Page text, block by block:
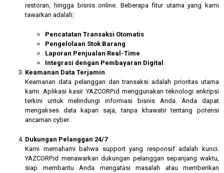
restoran, hingga bisnis online. Beberapa fitur utama yang kami
tawarkan adalah:
Pencatatan Transaksi Otomatis
Pengelolaan Stok Barang
Laporan Penjualan Real-Time
Integrasi dengan Pembayaran Digital
Keamanan Data Terjamin
Keamanan data pelanggan dan transaksi adalah prioritas utama
kami. Aplikasi kasir YAZCORP.id menggunakan teknologi enkripsi
terkini untuk melindungi informasi bisnis Anda. Anda dapat
mengakses data kapan saja, tanpa khawatir tentang potensi
ancaman cyber.
Dukungan Pelanggan 24/7
Kami memahami bahwa support yang responsif adalah kunci.
YAZCORP.id menawarkan dukungan pelanggan sepanjang waktu,
siap membantu Anda mengatasi masalah atau memberikan